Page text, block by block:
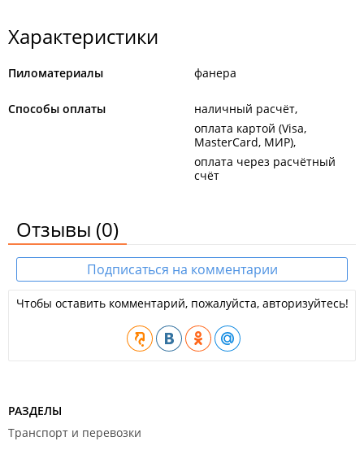
Характеристики
Пиломатериалы фанера
Способы оплаты
наличный расчёт
оплата картой (Visa,
MasterCard, МИР)
оплата через расчётный
счёт
Отзывы (0)
Подписаться на комментарии
Чтобы оставить комментарий, пожалуйста, авторизуйтесь!
РАЗДЕЛЫ
Транспорт и перевозки